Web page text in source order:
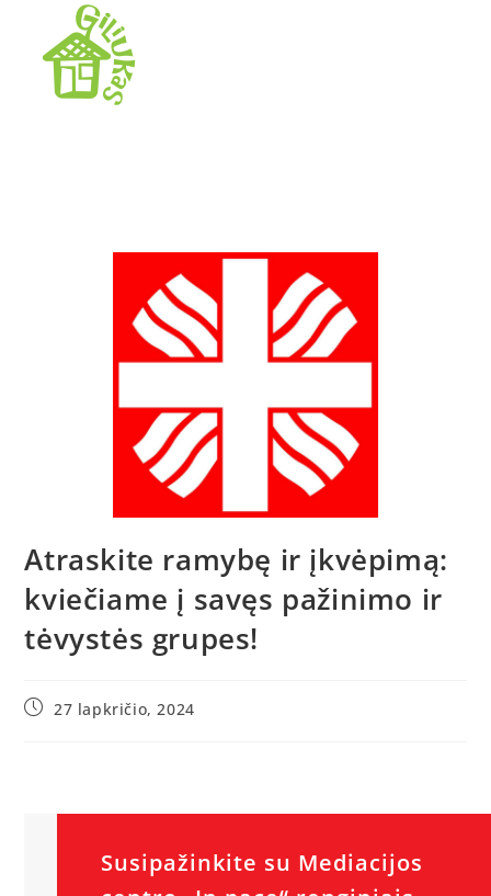
Atraskite ramybę ir įkvėpimą:
kviečiame į savęs pažinimo ir
tėvystės grupes!
27 lapkričio, 2024
Susipažinkite su Mediacijos